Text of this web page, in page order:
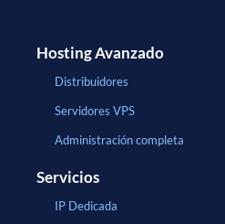
Hosting Avanzado
Distribuidores
Servidores VPS
Administración completa
Servicios
IP Dedicada